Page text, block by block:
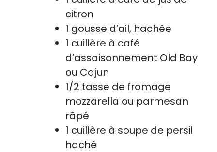
citron
1 gousse d’ail, hachée
1 cuillère à café
d’assaisonnement Old Bay
ou Cajun
1/2 tasse de fromage
mozzarella ou parmesan
râpé
1 cuillère à soupe de persil
haché